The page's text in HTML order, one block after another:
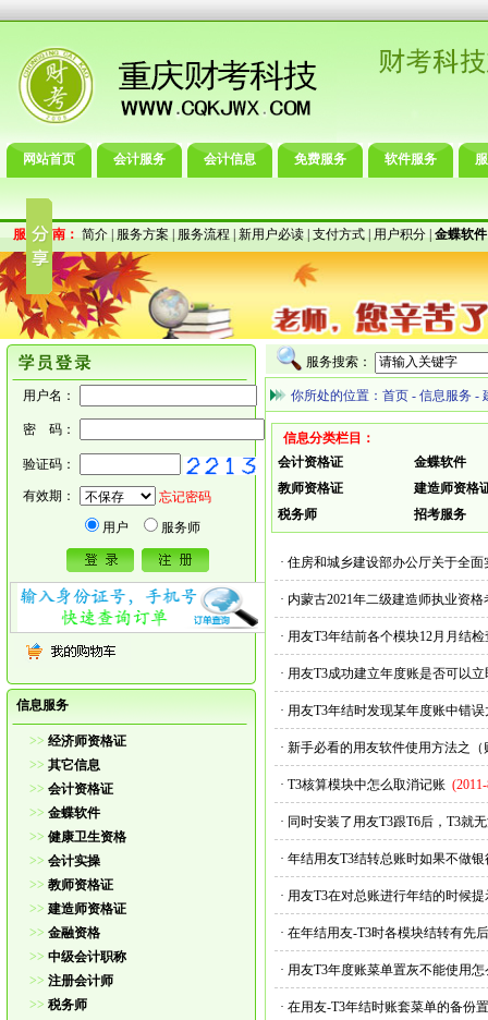
网站首页 会计服务 会计信息 免费服务 软件服务
服务指南： 简介|服务方案|服务流程|新用户必读|支付方式|用户积分|金蝶软件
用户名：
密 码：
验证码：
有效期：
忘记密码
用户
服务师
信息服务
>> 经济师资格证
>> 其它信息
>> 会计资格证
>> 金蝶软件
>> 健康卫生资格
>> 会计实操
>> 教师资格证
>> 建造师资格证
>> 金融资格
>> 中级会计职称
>> 注册会计师
>> 税务师
服务搜索：
你所处的位置： 首页 - 信息服务 -
信息分类栏目：
会计资格证
金蝶软件
教师资格证
建造师资格
税务师
招考服务
· 住房和城乡建设部办公厅关于全
· 内蒙古2021年二级建造师执业资
· 用友T3年结前各个模块12月月结
· 用友T3成功建立年度账是否可以
· 用友T3年结时发现某年度账中错
· 新手必看的用友软件使用方法之
· T3核算模块中怎么取消记账
· 同时安装了用友T3跟T6后，T3就
· 年结用友T3结转总账时如果不做
· 用友T3在对总账进行年结的时候
· 在年结用友-T3时各模块结转有先
· 用友T3年度账菜单置灰不能使用
· 在用友-T3年结时账套菜单的备份